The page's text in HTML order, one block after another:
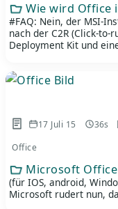
Wie wird Office
#FAQ: Nein, der MSI-
nach der C2R (Click-
Deployment Kit und
17 Juli 15 36s
Office
Microsoft
(für IOS, android,
Microsoft rudert nun,